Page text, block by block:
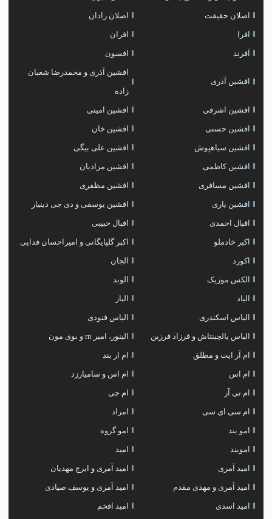
اصلان حقیقت اصلان رادان
افرا افران
اَفرند افسون
افشین آذری
افشین آذری و محمدرضا شعبان
زاده
افشین اشرفی افشین امینی
افشین حسنی افشین خان
افشین سیاهپوش افشین علی بیگی
افشین کاظمی افشین مرادیان
افشین مسافری افشین مظفری
افشین یاری افشین یوسفی و دی جی دینیار
اقبال احمدی اقبال حبیبی
اکبر خادملو اکبر گلپایگانی و امیراحسان فدایی
اکورد الجان
الکس موزیک الوند
الیاد الیاز
الیاس اسکندری الیاس فنودی
الیاس یالچینتاش و فرزاد فرزین الینور، امیر rn و بوی مون
ام آر ایت و مطلق ام‌ ار بند
ام اس ام اس و سامیارزد
ام تی آر ام جی
ام سی ای سی امراد
امو بند امو گروه
اموبند امید
امید آمری امید آمری و ایرج مهدیان
امید آمری و مهدی مقدم امید آمری و یوسف صیادی
امید اسدی امید افخم